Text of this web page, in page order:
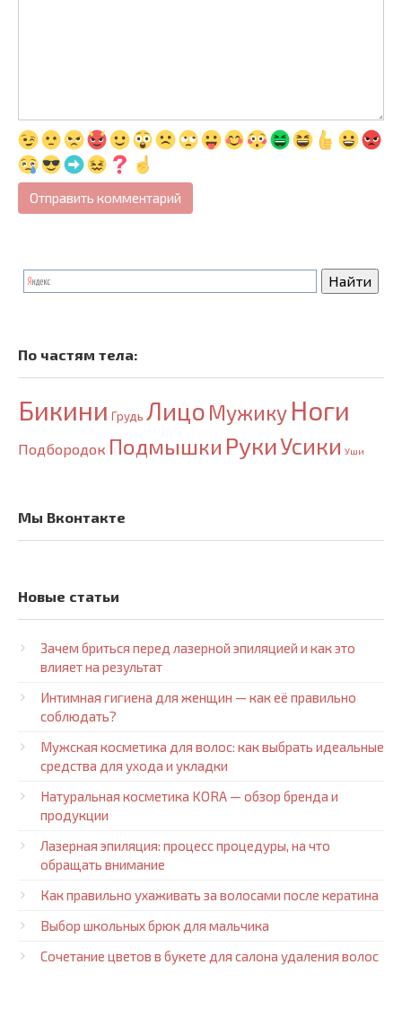
По частям тела:
Бикини Грудь Лицо Мужику Ноги
Подбородок Подмышки РукиУсики Уши
Мы Вконтакте
Новые статьи
Зачем бриться перед лазерной эпиляцией и как это
влияет на результат
Интимная гигиена для женщин — как её правильно
соблюдать?
Мужская косметика для волос: как выбрать идеальные
средства для ухода и укладки
Натуральная косметика KORA — обзор бренда и
продукции
Лазерная эпиляция: процесс процедуры, на что
обращать внимание
Как правильно ухаживать за волосами после кератина
Выбор школьных брюк для мальчика
Сочетание цветов в букете для салона удаления волос